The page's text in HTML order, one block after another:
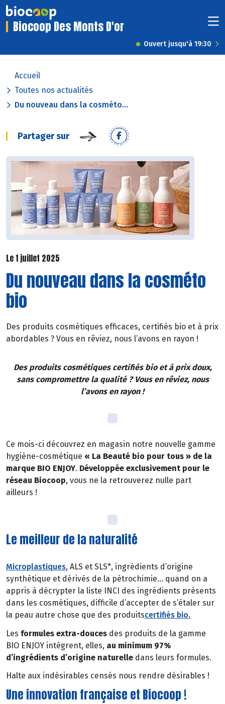
Biocoop Des Monts D'or
Ouvert jusqu'à 19:30
Accueil
Toutes nos actualités
Du nouveau dans la cosméto...
Partager sur
Le 1 juillet 2025
Du nouveau dans la cosméto
bio
Des produits cosmétiques efficaces, certifiés bio et à prix
abordables ? Vous en rêviez, nous l’avons en rayon !
Des produits cosmétiques certifiés bio et à prix doux,
sans compromettre la qualité ? Vous en rêviez, nous
l’avons en rayon !
Ce mois-ci découvrez en magasin notre nouvelle gamme
hygiène-cosmétique « La Beauté bio pour tous » de la
marque BIO ENJOY. Développée exclusivement pour le
réseau Biocoop, vous ne la retrouverez nulle part
ailleurs !
Le meilleur de la naturalité
Microplastiques, ALS et SLS*, ingrédients d’origine
synthétique et dérivés de la pétrochimie… quand on a
appris à décrypter la liste INCI des ingrédients présents
dans les cosmétiques, difficile d’accepter de s’étaler sur
la peau autre chose que des produitscertifiés bio.
Les formules extra-douces des produits de la gamme
BIO ENJOY intègrent, elles, au minimum 97%
d’ingrédients d’origine naturelle dans leurs formules.
Halte aux indésirables censés nous rendre désirables !
Une innovation française et Biocoop !